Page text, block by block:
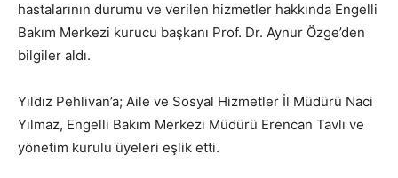
hastalarının durumu ve verilen hizmetler hakkında Engelli
Bakım Merkezi kurucu başkanı Prof. Dr. Aynur Özge’den
bilgiler aldı.
Yıldız Pehlivan’a; Aile ve Sosyal Hizmetler İl Müdürü Naci
Yılmaz, Engelli Bakım Merkezi Müdürü Erencan Tavlı ve
yönetim kurulu üyeleri eşlik etti.